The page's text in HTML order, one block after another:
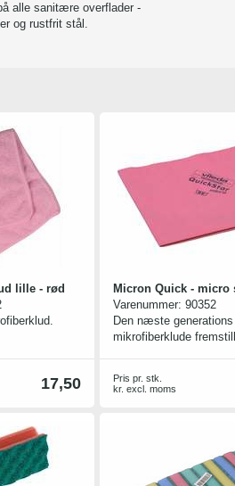
alle sanitære overflader -
og rustfrit stål.
lille - rød
17,50
Micron Quick - micro
Varenummer: 90352
Den næste generations
mikrofiberklude
eksisterende mikrofibre).
Mikrofilamenter giver
fordele ved mikrofibre,
Pris pr. stk.
kr. excl. moms